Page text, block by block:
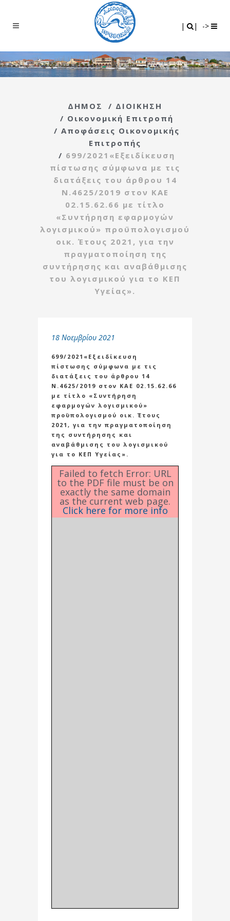
| | ->
ΔΗΜΟΣ / ΔΙΟΙΚΗΣΗ
/ Οικονομική Επιτροπή
/ Αποφάσεις Οικονομικής
Επιτροπής
/ 699/2021«Εξειδίκευση
πίστωσης σύμφωνα με τις
διατάξεις του άρθρου 14
Ν.4625/2019 στον ΚΑΕ
02.15.62.66 με τίτλο
«Συντήρηση εφαρμογών
λογισμικού» προϋπολογισμού
οικ. Έτους 2021, για την
πραγματοποίηση της
συντήρησης και αναβάθμισης
του λογισμικού για το ΚΕΠ
Υγείας».
18 Νοεμβρίου 2021
699/2021«Εξειδίκευση
πίστωσης σύμφωνα με τις
διατάξεις του άρθρου 14
Ν.4625/2019 στον ΚΑΕ 02.15.62.66
με τίτλο «Συντήρηση
εφαρμογών λογισμικού»
προϋπολογισμού οικ. Έτους
2021, για την πραγματοποίηση
της συντήρησης και
αναβάθμισης του λογισμικού
για το ΚΕΠ Υγείας».
Failed to fetch Error: URL
to the PDF file must be on
exactly the same domain
as the current web page.
Click here for more info